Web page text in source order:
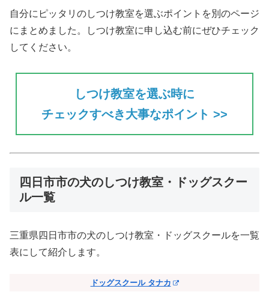
自分にピッタリのしつけ教室を選ぶポイントを別のページ
にまとめました。しつけ教室に申し込む前にぜひチェック
してください。
しつけ教室を選ぶ時に
チェックすべき大事なポイント >>
四日市市の犬のしつけ教室・ドッグスクー
ル一覧
三重県四日市市の犬のしつけ教室・ドッグスクールを一覧
表にして紹介します。
ドッグスクール タナカ